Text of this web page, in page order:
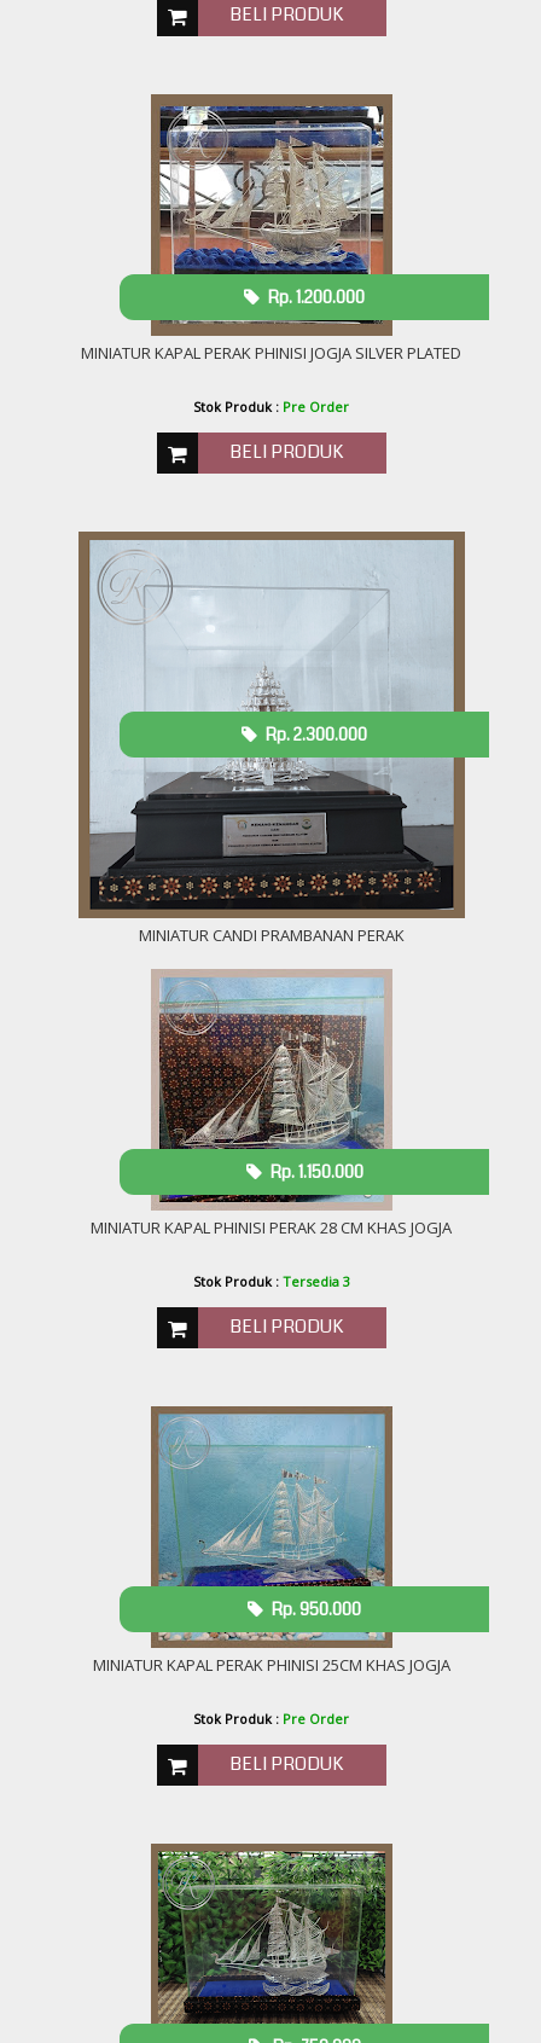
BELI PRODUK
MINIATUR KAPAL PERAK PHINISI JOGJA SILVER PLATED
Rp. 1.200.000
Stok Produk : Pre Order
BELI PRODUK
MINIATUR CANDI PRAMBANAN PERAK
Rp. 2.300.000
Stok Produk : Tersedia
BELI PRODUK
MINIATUR KAPAL PHINISI PERAK 28 CM KHAS JOGJA
Rp. 1.150.000
Stok Produk : Tersedia 3
BELI PRODUK
MINIATUR KAPAL PERAK PHINISI 25CM KHAS JOGJA
Rp. 950.000
Stok Produk : Pre Order
BELI PRODUK